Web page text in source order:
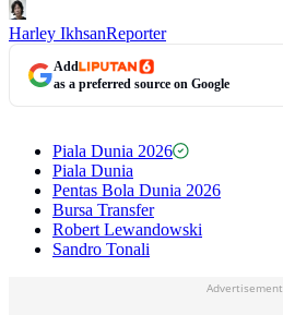
Harley IkhsanReporter
Add
as a preferred source on Google
Piala Dunia 2026
Piala Dunia
Pentas Bola Dunia 2026
Bursa Transfer
Robert Lewandowski
Sandro Tonali
Advertisement